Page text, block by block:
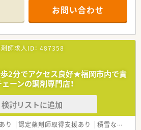
欲のある方を求めます。
経験がない方でも、新しいことに挑戦する意
ば大歓迎です。
上場し、在宅医療を主軸に福岡から関東ま
る成長企業です。
宅医療のシェアは第1位であり、業界のリー
として走り続けています。
自社開発の在宅業務専用システムで、薬剤
実現しています。
】
高まる在宅医療の分野で、専門的なスキル
お問い合わせ
師求人ID： 487358
歩2分でアクセス良好★福岡市内で貴
ーンの調剤専門店！
検討リストに追加
り 認定薬剤師取得支援あり 積雪なし